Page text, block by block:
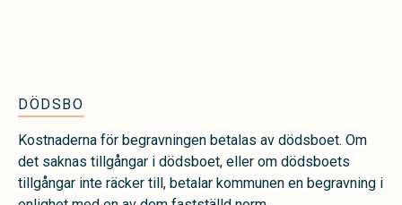
DÖDSBO
Kostnaderna för begravningen betalas av dödsboet. Om
det saknas tillgångar i dödsboet, eller om dödsboets
tillgångar inte räcker till, betalar kommunen en begravning i